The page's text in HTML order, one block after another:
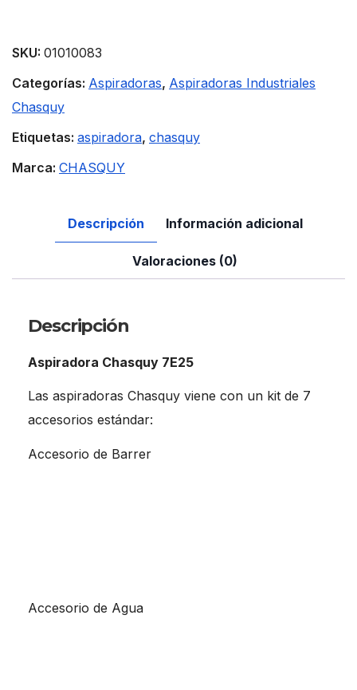
SKU: 01010083
Categorías: Aspiradoras, Aspiradoras Industriales
Chasquy
Etiquetas: aspiradora, chasquy
Marca: CHASQUY
Descripción Información adicional
Valoraciones (0)
Descripción
Aspiradora Chasquy 7E25
Las aspiradoras Chasquy viene con un kit de 7
accesorios estándar:
Accesorio de Barrer
Accesorio de Agua